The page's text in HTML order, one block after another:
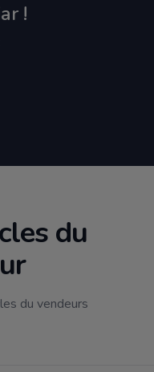
!
du
du vendeurs